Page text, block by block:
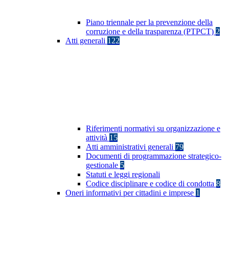
Piano triennale per la prevenzione della
corruzione e della trasparenza (PTPCT) 2
Atti generali 122
Riferimenti normativi su organizzazione e
attività 15
Atti amministrativi generali 79
Documenti di programmazione strategico-
gestionale 5
Statuti e leggi regionali
Codice disciplinare e codice di condotta 8
Oneri informativi per cittadini e imprese 1